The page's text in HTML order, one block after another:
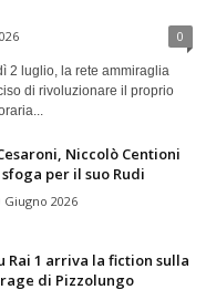
0
2 luglio, la rete ammiraglia
di rivoluzionare il proprio
Niccolò Centioni
per il suo Rudi
Giugno 2026
Rai 1 arriva la fiction sulla
di Pizzolungo